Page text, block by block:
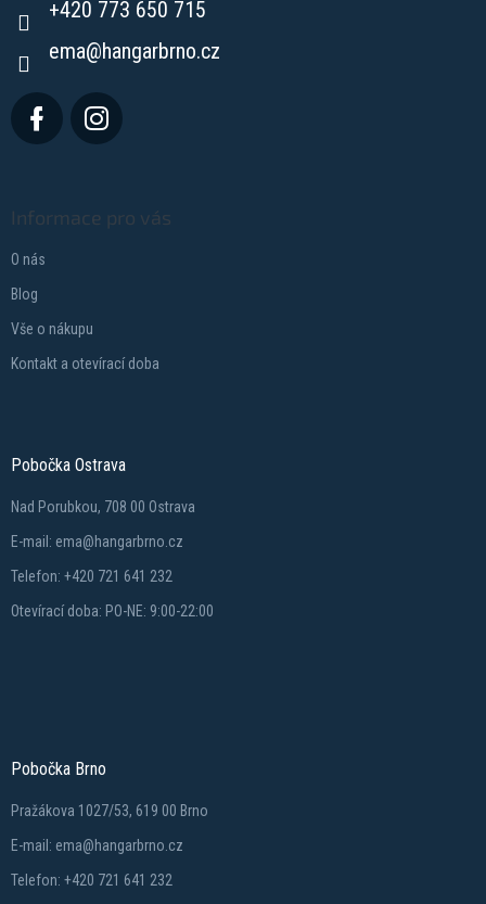
+420 773 650 715
ema@hangarbrno.cz
Informace pro vás
O nás
Blog
Vše o nákupu
Kontakt a otevírací doba
Pobočka Ostrava
Nad Porubkou, 708 00 Ostrava
E-mail: ema@hangarbrno.cz
Telefon: +420 721 641 232
Otevírací doba: PO-NE: 9:00-22:00
Pobočka Brno
Pražákova 1027/53, 619 00 Brno
E-mail: ema@hangarbrno.cz
Telefon: +420 721 641 232